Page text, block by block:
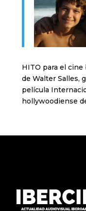
HITO para el cine
de Walter Salles,
película
hollywoodiense